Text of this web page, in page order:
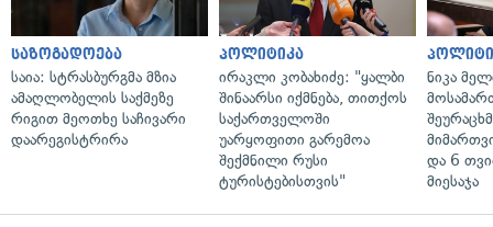
საზოგადოება
საია: სტრასბურგმა მზია
ამაღლობელის საქმეზე
რიგით მეოთხე საჩივარი
დაარეგისტრირა
პოლიტიკა
ირაკლი კობახიძე: "ყალბი
შინაარსი იქმნება, თითქოს
საქართველოში
უარყოფითი გარემოა
შექმნილი რუსი
ტურისტებისთვის"
ნიკა
და 6
მიესაჯა